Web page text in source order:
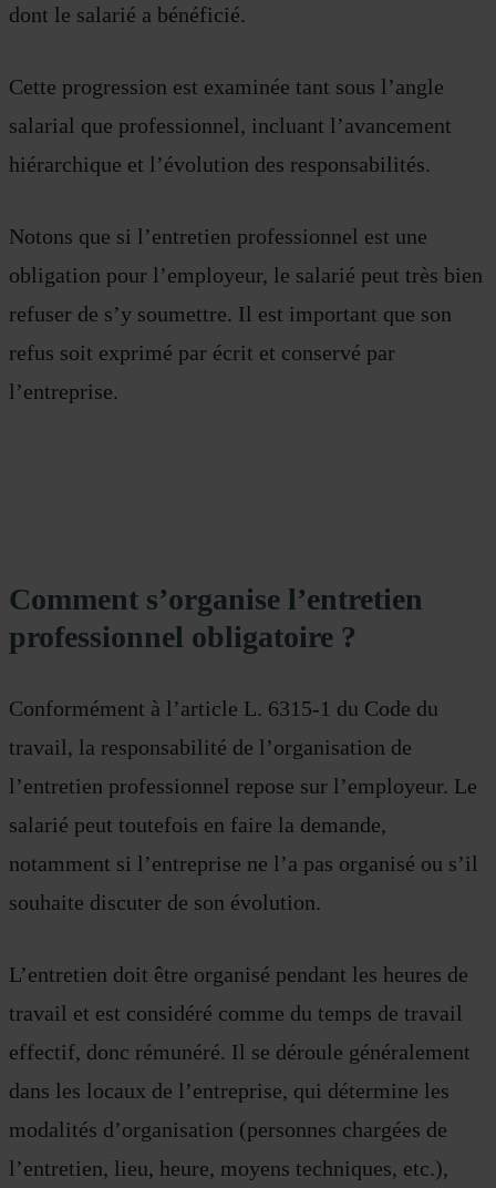
dont le salarié a bénéficié.
Cette progression est examinée tant sous l’angle
salarial que professionnel, incluant l’avancement
hiérarchique et l’évolution des responsabilités.
Notons que si l’entretien professionnel est une
obligation pour l’employeur, le salarié peut très bien
refuser de s’y soumettre. Il est important que son
refus soit exprimé par écrit et conservé par
l’entreprise.
Comment s’organise l’entretien
professionnel obligatoire ?
Conformément à l’article L. 6315-1 du Code du
travail, la responsabilité de l’organisation de
l’entretien professionnel repose sur l’employeur. Le
salarié peut toutefois en faire la demande,
notamment si l’entreprise ne l’a pas organisé ou s’il
souhaite discuter de son évolution.
L’entretien doit être organisé pendant les heures de
travail et est considéré comme du temps de travail
effectif, donc rémunéré. Il se déroule généralement
dans les locaux de l’entreprise, qui détermine les
modalités d’organisation (personnes chargées de
l’entretien, lieu, heure, moyens techniques, etc.),